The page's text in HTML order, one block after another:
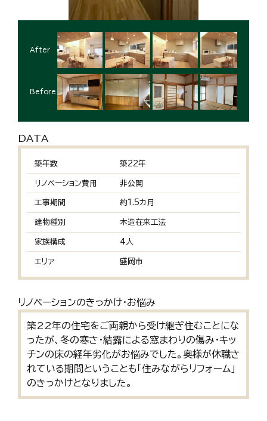
After
Before
DATA
築年数 築22年
リノベーション費用 非公開
工事期間 約1.5カ月
建物種別 木造在来工法
家族構成 4人
エリア 盛岡市
リノベーションのきっかけ・お悩み
築22年の住宅をご両親から受け継ぎ住むことにな
ったが、冬の寒さ・結露による窓まわりの傷み・キッ
チンの床の経年劣化がお悩みでした。奥様が休職さ
れている期間ということも「住みながらリフォーム」
のきっかけとなりました。